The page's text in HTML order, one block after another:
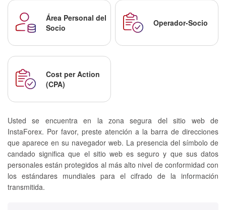
Área Personal del
Socio
Operador-Socio
Cost per Action
(CPA)
Usted se encuentra en la zona segura del sitio web de
InstaForex. Por favor, preste atención a la barra de direcciones
que aparece en su navegador web. La presencia del símbolo de
candado significa que el sitio web es seguro y que sus datos
personales están protegidos al más alto nivel de conformidad con
los estándares mundiales para el cifrado de la información
transmitida.